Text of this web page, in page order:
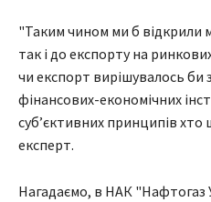
"Таким чином ми б відкрили
так і до експорту на
чи експорт вирішувалось
фінансових-економічних
суб’єктивних принципів хто
експерт.
Нагадаємо, в НАК "Нафтогаз